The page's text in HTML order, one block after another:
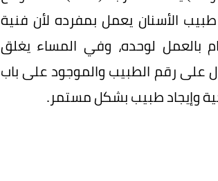
الأسنان يعمل بمفرده لأن فنية
بالعمل لوحده، وفي المساء يغلق
على رقم الطبيب والموجود على باب
وإيجاد طبيب بشكل مستمر.